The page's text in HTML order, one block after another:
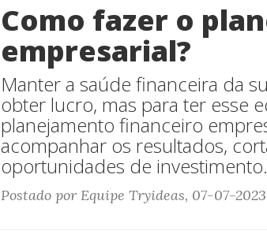
Como fazer o
empresarial?
Manter a saúde financeira da
obter lucro, mas para ter esse
planejamento financeiro
acompanhar os resultados,
oportunidades de investimento.
Postado por Equipe Tryideas, 07-07-2023